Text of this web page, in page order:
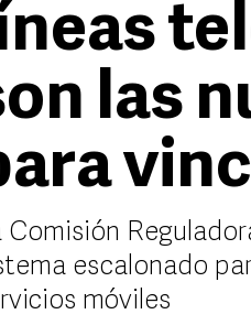
las
Comisión
escalonado
móviles